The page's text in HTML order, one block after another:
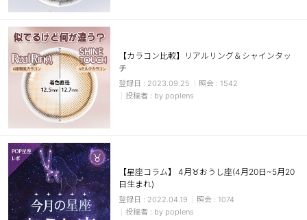
【カラコン比較】リアルリング＆シャインタッ
チ
2023.09.25
1542
by poplens
【星座コラム】 4月♉おうし座(4月20日~5月20
日生まれ)
2022.04.19
1074
by poplens